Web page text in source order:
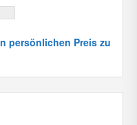
persönlichen Preis zu